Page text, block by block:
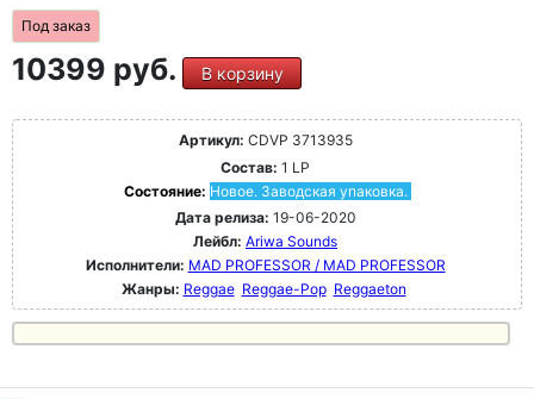
Под заказ
10399 руб. В корзину
Артикул: CDVP 3713935
Состав: 1 LP
Состояние: Новое. Заводская упаковка.
Дата релиза: 19-06-2020
Лейбл: Ariwa Sounds
Исполнители: MAD PROFESSOR / MAD PROFESSOR
Жанры: Reggae Reggae-Pop Reggaeton